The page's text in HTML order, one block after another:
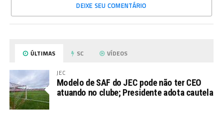
DEIXE SEU COMENTÁRIO
ÚLTIMAS SC VÍDEOS
JEC
Modelo de SAF do JEC pode não ter CEO
atuando no clube; Presidente adota cautela